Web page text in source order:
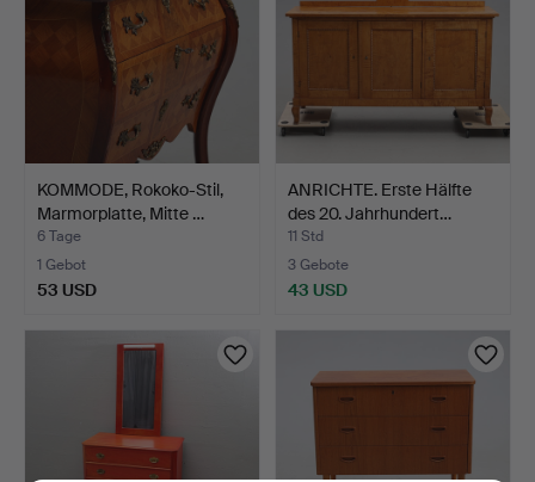
KOMMODE, Rokoko-Stil,
Marmorplatte, Mitte …
6 Tage
1 Gebot
53 USD
ANRICHTE. Erste Hälfte
des 20. Jahrhundert…
11 Std
3 Gebote
43 USD